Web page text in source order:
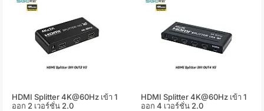
HDMI Splitter 4K@60Hz เข้า 1
ออก 2 เวอร์ชั่น 2.0
HDMI Splitter 4K@60Hz เข้า 1
ออก 4 เวอร์ชั่น 2.0